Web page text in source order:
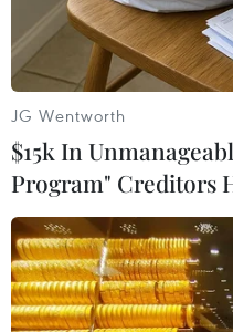
này.
JG Wentworth
$15k In
Program" Creditors